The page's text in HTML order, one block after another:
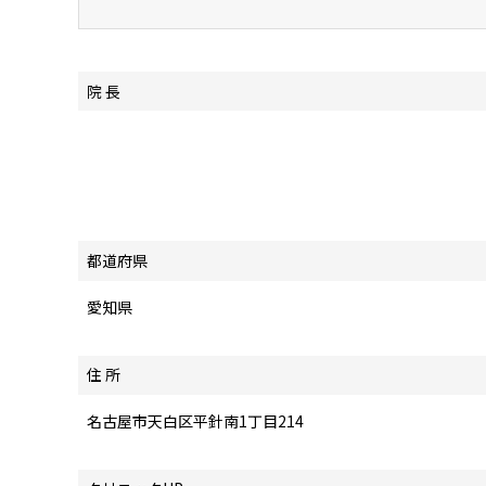
院 長
都道府県
愛知県
住 所
名古屋市天白区平針南1丁目214